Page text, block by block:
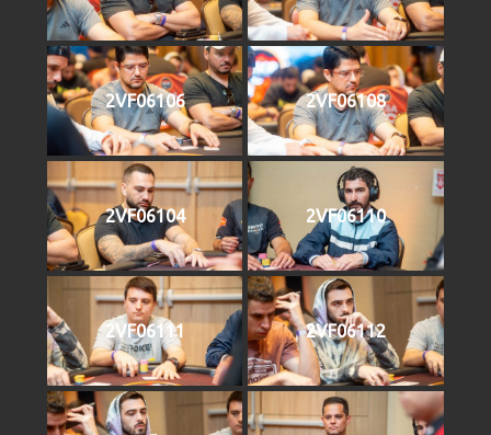
2VF06106 2VF06108
2VF06104 2VF06110
2VF06111 2VF06112